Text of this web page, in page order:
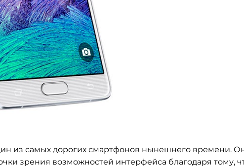
из самых дорогих смартфонов нынешнего времени.
зрения возможностей интерфейса благодаря тому,